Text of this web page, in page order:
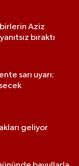
Aziz
bıraktı
sarı uyarı:
geliyor